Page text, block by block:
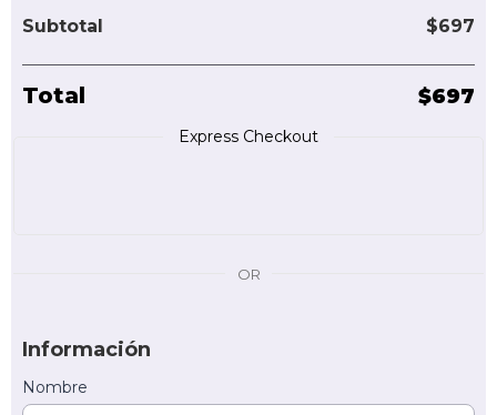
Subtotal $697
Total $697
Express Checkout
OR
Información
Nombre